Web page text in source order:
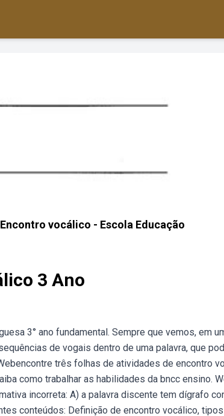
vocálico - Escola Educação
3 Ano
3° ano fundamental. Sempre que vemos, em
de vogais dentro de uma palavra, que
três folhas de atividades de encontro
como trabalhar as habilidades da bncc ensino.
incorreta: A) a palavra discente tem dígrafo
conteúdos: Definição de encontro vocálico,